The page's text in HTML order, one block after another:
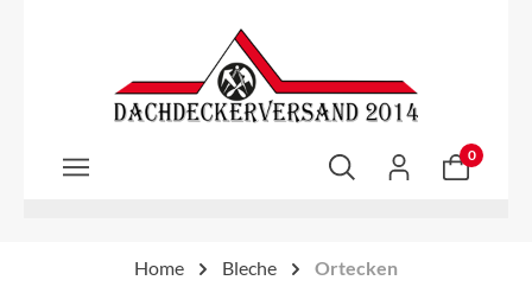
Zum Hauptinhalt springen
0
Home Bleche Ortecken